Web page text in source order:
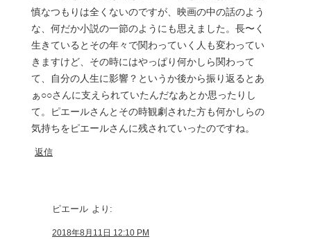
慎なつもりは全くないのですが、映画の中の話のよう
な、何だか小説の一節のようにも思えました。長〜く
生きているとその年々で関わっていく人も変わってい
きますけど、その時にはやっぱり何かしら関わって
て、自分の人生に影響？というか後から振り返るとあ
ぁ○○さんに支えられていたんだなあとか思ったりし
て。ピエールさんとその時観劇された方も何かしらの
気持ちをピエールさんに残されていったのですね。
返信
ピエール より:
2018年8月11日 12:10 PM